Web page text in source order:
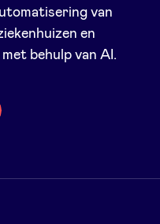
van
en
behulp van AI.